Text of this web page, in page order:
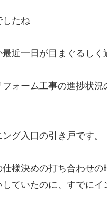
したね
近一日が目まぐるしく
フォーム工事の進捗状
ング入口の引き戸です。
仕様決めの打ち合わせ
していたのに、すでにイ